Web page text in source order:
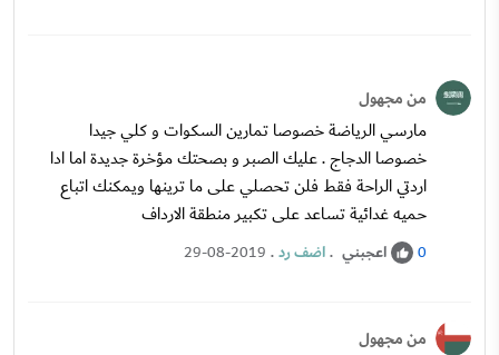
من مجهول
مارسي الرياضة خصوصا تمارين السكوات و كلي جيدا
خصوصا الدجاج . عليك الصبر و بصحتك مؤخرة جديدة اما ادا
اردتي الراحة فقط فلن تحصلي على ما ترينها ويمكنك اتباع
حميه غدائية تساعد على تكبير منطقة الارداف
0 اعجبني .اضف رد.
29-08-2019
من مجهول